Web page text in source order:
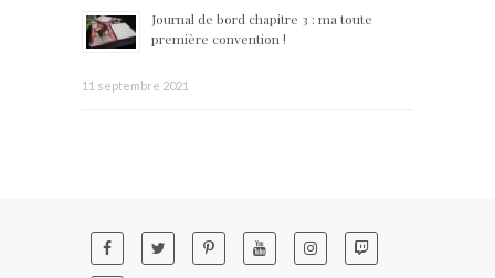
Journal de bord chapitre 3 : ma toute
première convention !
11 septembre 2021